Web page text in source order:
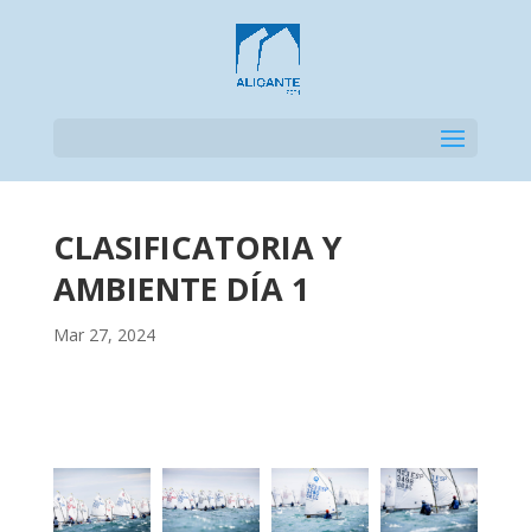
CLASIFICATORIA Y
AMBIENTE DÍA 1
Mar 27, 2024